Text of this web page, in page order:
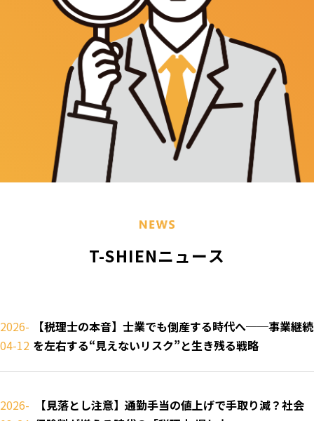
T-SHIENニュース
2026-
04-12
【税理士の本音】士業でも倒産する時代へ──事業継続
を左右する“見えないリスク”と生き残る戦略
2026-
【見落とし注意】通勤手当の値上げで手取り減？社会